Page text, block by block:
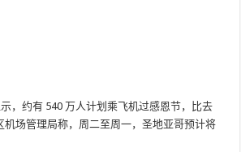
，约有 540 万人计划乘飞机过感恩节，比去
机场管理局称，周二至周一，圣地亚哥预计将